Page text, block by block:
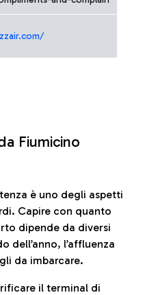
Fiumicino
è uno degli aspetti
Capire con quanto
dipende da diversi
l’affluenza
da imbarcare.
il terminal di